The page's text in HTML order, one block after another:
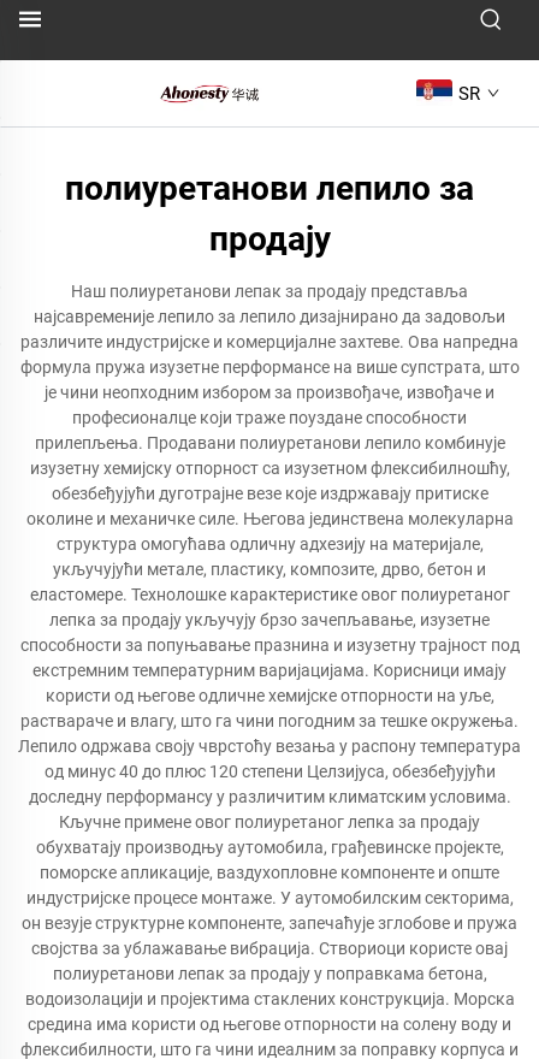
SR
полиуретанови лепило за
продају
Наш полиуретанови лепак за продају представља
најсавременије лепило за лепило дизајнирано да задовољи
различите индустријске и комерцијалне захтеве. Ова напредна
формула пружа изузетне перформансе на више супстрата, што
је чини неопходним избором за произвођаче, извођаче и
професионалце који траже поуздане способности
прилепљења. Продавани полиуретанови лепило комбинује
изузетну хемијску отпорност са изузетном флексибилношћу,
обезбеђујући дуготрајне везе које издржавају притиске
околине и механичке силе. Његова јединствена молекуларна
структура омогућава одличну адхезију на материјале,
укључујући метале, пластику, композите, дрво, бетон и
еластомере. Технолошке карактеристике овог полиуретаног
лепка за продају укључују брзо зачепљавање, изузетне
способности за попуњавање празнина и изузетну трајност под
екстремним температурним варијацијама. Корисници имају
користи од његове одличне хемијске отпорности на уље,
раствараче и влагу, што га чини погодним за тешке окружења.
Лепило одржава своју чврстоћу везања у распону температура
од минус 40 до плюс 120 степени Целзијуса, обезбеђујући
доследну перформансу у различитим климатским условима.
Кључне примене овог полиуретаног лепка за продају
обухватају производњу аутомобила, грађевинске пројекте,
поморске апликације, ваздухопловне компоненте и опште
индустријске процесе монтаже. У аутомобилским секторима,
он везује структурне компоненте, запечаћује зглобове и пружа
својства за ублажавање вибрација. Створиоци користе овај
полиуретанови лепак за продају у поправкама бетона,
водоизолацији и пројектима стаклених конструкција. Морска
средина има користи од његове отпорности на солену воду и
флексибилности, што га чини идеалним за поправку корпуса и